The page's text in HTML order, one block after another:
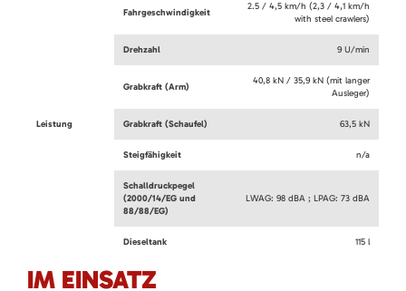
Leistung
Fahrgeschwindigkeit
2.5 / 4,5 km/h (2,3 / 4,1 km/h
with steel crawlers)
Drehzahl 9 U/min
Grabkraft (Arm)
40,8 kN / 35,9 kN (mit langer
Ausleger)
Grabkraft (Schaufel) 63,5 kN
Steigfähigkeit n/a
Schalldruckpegel
(2000/14/EG und
88/88/EG)
LWAG: 98 dBA ; LPAG: 73 dBA
Dieseltank 115 l
IM EINSATZ